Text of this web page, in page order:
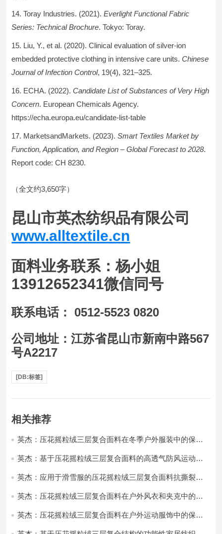
Toray Industries. (2021).Everlight Functional Fabric
Series: Technical Brochure. Tokyo: Toray.
Liu, Y., et al. (2020). Clinical evaluation of silver-ion
embedded protective clothing in intensive care units.Chinese
Journal of Infection Control, 19(4), 321–325.
ECHA. (2022).Candidate List of Substances of Very High
Concern. European Chemicals Agency.
https://echa.europa.eu/candidate-list-table
MarketsandMarkets. (2023).Smart Textiles Market by
Function, Application, and Region – Global Forecast to 2028.
Report code: CH 8230.
（全文约3,650字）
昆山市英杰纺织品有限公司
www.alltextile.cn
面料业务联系：杨小姐
13912652341微信同号
联系电话： 0512-5523 0820
公司地址：江苏省昆山市新南中路567
号A2217
[DB:标签]
相关推荐
英杰：压花摇粒绒三层复合面料在冬季户外服装中的保暖
英杰：基于压花摇粒绒三层复合面料的高透气防风运动服
英杰：应用于滑雪服的压花摇粒绒三层复合面料抗撕裂与
英杰：压花摇粒绒三层复合面料在户外风衣和夹克中的应
英杰：压花摇粒绒三层复合面料在户外运动服饰中的保暖